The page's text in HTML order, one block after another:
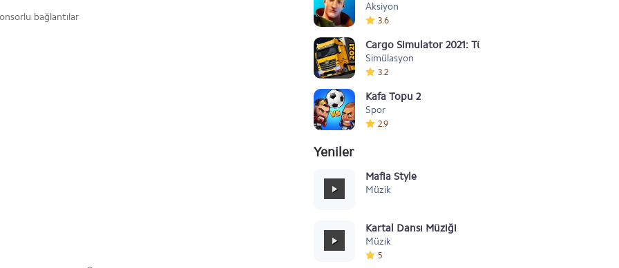
bağlantılar
Aksiyon
3.6
Cargo Simulator 2021: Türkiye
Simülasyon
3.2
Kafa Topu 2
Spor
2.9
Yeniler
Mafia Style
Müzik
Kartal Dansı Müziği
Müzik
5